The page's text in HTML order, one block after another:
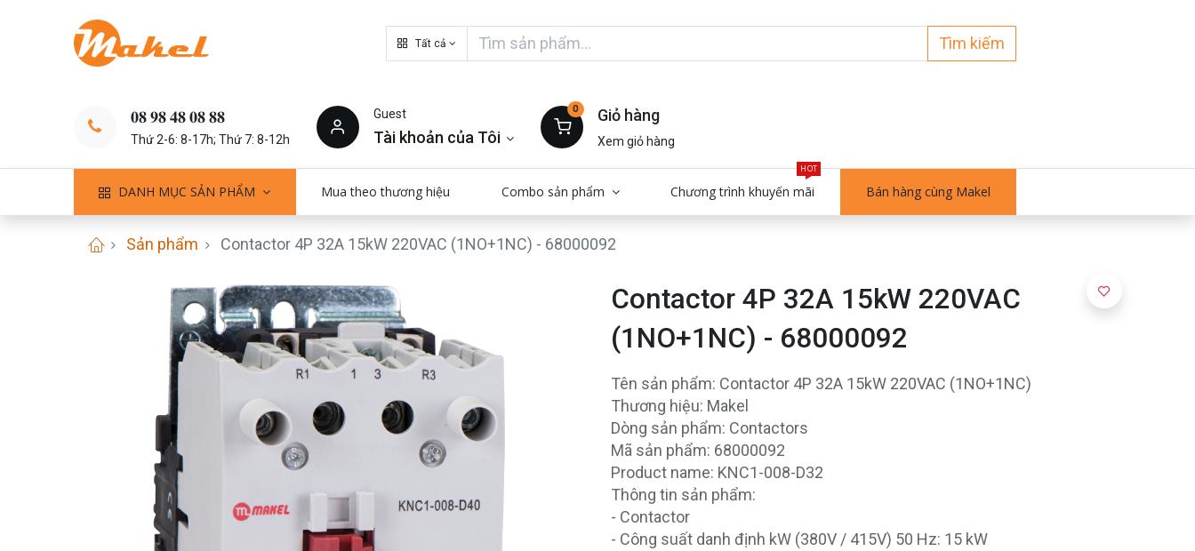
Tất cả Tìm kiếm
𝟎𝟖 𝟗𝟖 𝟒𝟖 𝟎𝟖 𝟖𝟖
Thứ 2-6: 8-17h; Thứ 7: 8-12h
Guest
Tài khoản của Tôi
0 Giỏ hàng
Xem giỏ hàng
DANH MỤC SẢN PHẨM Mua theo thương hiệu Combo sản phẩm Chương trình khuyến mãi
HOT
Bán hàng cùng Makel
Sản phẩm Contactor 4P 32A 15kW 220VAC (1NO+1NC) - 68000092
Contactor 4P 32A 15kW 220VAC
(1NO+1NC) - 68000092
Tên sản phẩm: Contactor 4P 32A 15kW 220VAC (1NO+1NC)
Thương hiệu: Makel
Dòng sản phẩm: Contactors
Mã sản phẩm: 68000092
Product name: KNC1-008-D32
Thông tin sản phẩm:
- Contactor
- Công suất danh định kW (380V / 415V) 50 Hz: 15 kW